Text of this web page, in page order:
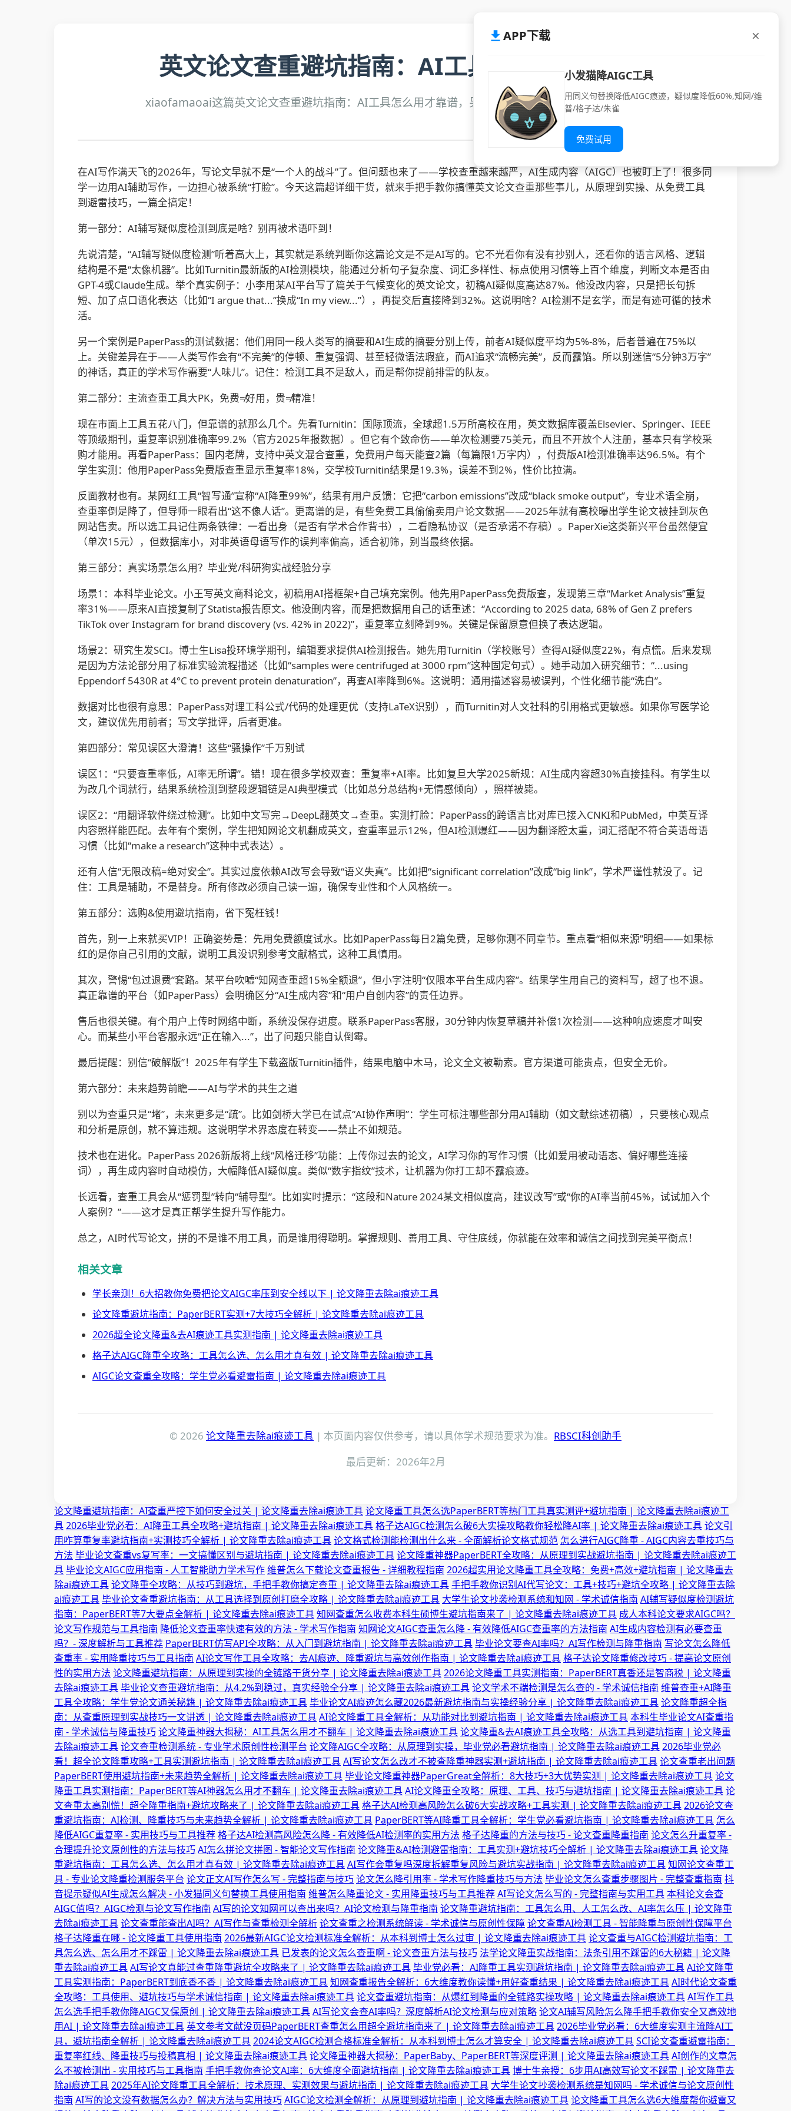
英文论文查重避坑指南：AI工具怎么用才靠谱
xiaofamaoai这篇英文论文查重避坑指南：AI工具怎么用才靠谱，另外还有论文降重去除ai痕迹工具。
在AI写作满天飞的2026年，写论文早就不是“一个人的战斗”了。但问题也来了——学校查重越来越严，AI生成内容（AIGC）也被盯上了！很多同
学一边用AI辅助写作，一边担心被系统“打脸”。今天这篇超详细干货，就来手把手教你搞懂英文论文查重那些事儿，从原理到实操、从免费工具
到避雷技巧，一篇全搞定！
第一部分：AI辅写疑似度检测到底是啥？别再被术语吓到！
先说清楚，“AI辅写疑似度检测”听着高大上，其实就是系统判断你这篇论文是不是AI写的。它不光看你有没有抄别人，还看你的语言风格、逻辑
结构是不是“太像机器”。比如Turnitin最新版的AI检测模块，能通过分析句子复杂度、词汇多样性、标点使用习惯等上百个维度，判断文本是否由
GPT-4或Claude生成。举个真实例子：小李用某AI平台写了篇关于气候变化的英文论文，初稿AI疑似度高达87%。他没改内容，只是把长句拆
短、加了点口语化表达（比如“I argue that...”换成“In my view...”），再提交后直接降到32%。这说明啥？AI检测不是玄学，而是有迹可循的技术
活。
另一个案例是PaperPass的测试数据：他们用同一段人类写的摘要和AI生成的摘要分别上传，前者AI疑似度平均为5%-8%，后者普遍在75%以
上。关键差异在于——人类写作会有“不完美”的停顿、重复强调、甚至轻微语法瑕疵，而AI追求“流畅完美”，反而露馅。所以别迷信“5分钟3万字”
的神话，真正的学术写作需要“人味儿”。记住：检测工具不是敌人，而是帮你提前排雷的队友。
第二部分：主流查重工具大PK，免费≠好用，贵≠精准！
现在市面上工具五花八门，但靠谱的就那么几个。先看Turnitin：国际顶流，全球超1.5万所高校在用，英文数据库覆盖Elsevier、Springer、IEEE
等顶级期刊，重复率识别准确率99.2%（官方2025年报数据）。但它有个致命伤——单次检测要75美元，而且不开放个人注册，基本只有学校采
购才能用。再看PaperPass：国内老牌，支持中英文混合查重，免费用户每天能查2篇（每篇限1万字内），付费版AI检测准确率达96.5%。有个
学生实测：他用PaperPass免费版查重显示重复率18%，交学校Turnitin结果是19.3%，误差不到2%，性价比拉满。
反面教材也有。某网红工具“智写通”宣称“AI降重99%”，结果有用户反馈：它把“carbon emissions”改成“black smoke output”，专业术语全崩，
查重率倒是降了，但导师一眼看出“这不像人话”。更离谱的是，有些免费工具偷偷卖用户论文数据——2025年就有高校曝出学生论文被挂到灰色
网站售卖。所以选工具记住两条铁律：一看出身（是否有学术合作背书），二看隐私协议（是否承诺不存稿）。PaperXie这类新兴平台虽然便宜
（单次15元），但数据库小，对非英语母语写作的误判率偏高，适合初筛，别当最终依据。
第三部分：真实场景怎么用？毕业党/科研狗实战经验分享
场景1：本科毕业论文。小王写英文商科论文，初稿用AI搭框架+自己填充案例。他先用PaperPass免费版查，发现第三章“Market Analysis”重复
率31%——原来AI直接复制了Statista报告原文。他没删内容，而是把数据用自己的话重述：“According to 2025 data, 68% of Gen Z prefers
TikTok over Instagram for brand discovery (vs. 42% in 2022)”，重复率立刻降到9%。关键是保留原意但换了表达逻辑。
场景2：研究生发SCI。博士生Lisa投环境学期刊，编辑要求提供AI检测报告。她先用Turnitin（学校账号）查得AI疑似度22%，有点慌。后来发现
是因为方法论部分用了标准实验流程描述（比如“samples were centrifuged at 3000 rpm”这种固定句式）。她手动加入研究细节：“...using
Eppendorf 5430R at 4°C to prevent protein denaturation”，再查AI率降到6%。这说明：通用描述容易被误判，个性化细节能“洗白”。
数据对比也很有意思：PaperPass对理工科公式/代码的处理更优（支持LaTeX识别），而Turnitin对人文社科的引用格式更敏感。如果你写医学论
文，建议优先用前者；写文学批评，后者更准。
第四部分：常见误区大澄清！这些“骚操作”千万别试
误区1：“只要查重率低，AI率无所谓”。错！现在很多学校双查：重复率+AI率。比如复旦大学2025新规：AI生成内容超30%直接挂科。有学生以
为改几个词就行，结果系统检测到整段逻辑链是AI典型模式（比如总分总结构+无情感倾向），照样被毙。
误区2：“用翻译软件绕过检测”。比如中文写完→DeepL翻英文→查重。实测打脸：PaperPass的跨语言比对库已接入CNKI和PubMed，中英互译
内容照样能匹配。去年有个案例，学生把知网论文机翻成英文，查重率显示12%，但AI检测爆红——因为翻译腔太重，词汇搭配不符合英语母语
习惯（比如“make a research”这种中式表达）。
还有人信“无限改稿=绝对安全”。其实过度依赖AI改写会导致“语义失真”。比如把“significant correlation”改成“big link”，学术严谨性就没了。记
住：工具是辅助，不是替身。所有修改必须自己读一遍，确保专业性和个人风格统一。
第五部分：选购&使用避坑指南，省下冤枉钱！
首先，别一上来就买VIP！正确姿势是：先用免费额度试水。比如PaperPass每日2篇免费，足够你测不同章节。重点看“相似来源”明细——如果标
红的是你自己引用的文献，说明工具没识别参考文献格式，这种工具慎用。
其次，警惕“包过退费”套路。某平台吹嘘“知网查重超15%全额退”，但小字注明“仅限本平台生成内容”。结果学生用自己的资料写，超了也不退。
真正靠谱的平台（如PaperPass）会明确区分“AI生成内容”和“用户自创内容”的责任边界。
售后也很关键。有个用户上传时网络中断，系统没保存进度。联系PaperPass客服，30分钟内恢复草稿并补偿1次检测——这种响应速度才叫安
心。而某些小平台客服永远“正在输入...”，出了问题只能自认倒霉。
最后提醒：别信“破解版”！2025年有学生下载盗版Turnitin插件，结果电脑中木马，论文全文被勒索。官方渠道可能贵点，但安全无价。
第六部分：未来趋势前瞻——AI与学术的共生之道
别以为查重只是“堵”，未来更多是“疏”。比如剑桥大学已在试点“AI协作声明”：学生可标注哪些部分用AI辅助（如文献综述初稿），只要核心观点
和分析是原创，就不算违规。这说明学术界态度在转变——禁止不如规范。
技术也在进化。PaperPass 2026新版将上线“风格迁移”功能：上传你过去的论文，AI学习你的写作习惯（比如爱用被动语态、偏好哪些连接
词），再生成内容时自动模仿，大幅降低AI疑似度。类似“数字指纹”技术，让机器为你打工却不露痕迹。
长远看，查重工具会从“惩罚型”转向“辅导型”。比如实时提示：“这段和Nature 2024某文相似度高，建议改写”或“你的AI率当前45%，试试加入个
人案例？”——这才是真正帮学生提升写作能力。
总之，AI时代写论文，拼的不是谁不用工具，而是谁用得聪明。掌握规则、善用工具、守住底线，你就能在效率和诚信之间找到完美平衡点！
相关文章
学长亲测！6大招教你免费把论文AIGC率压到安全线以下 | 论文降重去除ai痕迹工具
论文降重避坑指南：PaperBERT实测+7大技巧全解析 | 论文降重去除ai痕迹工具
2026超全论文降重&去AI痕迹工具实测指南 | 论文降重去除ai痕迹工具
格子达AIGC降重全攻略：工具怎么选、怎么用才真有效 | 论文降重去除ai痕迹工具
AIGC论文查重全攻略：学生党必看避雷指南 | 论文降重去除ai痕迹工具
© 2026 论文降重去除ai痕迹工具 | 本页面内容仅供参考，请以具体学术规范要求为准。 RBSCI科创助手
最后更新：2026年2月
论文降重避坑指南：AI查重严控下如何安全过关 | 论文降重去除ai痕迹工具论文降重工具怎么选PaperBERT等热门工具真实测评+避坑指南 | 论文降重去除ai痕迹工
具2026毕业党必看：AI降重工具全攻略+避坑指南 | 论文降重去除ai痕迹工具格子达AIGC检测怎么破6大实操攻略教你轻松降AI率 | 论文降重去除ai痕迹工具论文引
用咋算重复率避坑指南+实测技巧全解析 | 论文降重去除ai痕迹工具论文格式检测能检测出什么来 - 全面解析论文格式规范 怎么进行AIGC降重 - AIGC内容去重技巧与
方法 毕业论文查重vs复写率：一文搞懂区别与避坑指南 | 论文降重去除ai痕迹工具论文降重神器PaperBERT全攻略：从原理到实战避坑指南 | 论文降重去除ai痕迹工
具毕业论文AIGC应用指南 - 人工智能助力学术写作维普怎么下载论文查重报告 - 详细教程指南 2026超实用论文降重工具全攻略：免费+高效+避坑指南 | 论文降重去
除ai痕迹工具论文降重全攻略：从技巧到避坑，手把手教你搞定查重 | 论文降重去除ai痕迹工具手把手教你识别AI代写论文：工具+技巧+避坑全攻略 | 论文降重去除
ai痕迹工具毕业论文查重避坑指南：从工具选择到原创打磨全攻略 | 论文降重去除ai痕迹工具 大学生论文抄袭检测系统和知网 - 学术诚信指南 AI辅写疑似度检测避坑
指南：PaperBERT等7大要点全解析 | 论文降重去除ai痕迹工具知网查重怎么收费本科生硕博生避坑指南来了 | 论文降重去除ai痕迹工具 成人本科论文要求AIGC吗？
论文写作规范与工具指南 降低论文查重率快速有效的方法 - 学术写作指南 知网论文AIGC查重怎么降 - 有效降低AIGC查重率的方法指南 AI生成内容检测有必要查重
吗？- 深度解析与工具推荐 PaperBERT仿写API全攻略：从入门到避坑指南 | 论文降重去除ai痕迹工具毕业论文要查AI率吗？AI写作检测与降重指南 写论文怎么降低
查重率 - 实用降重技巧与工具指南 AI论文写作工具全攻略：去AI痕迹、降重避坑与高效创作指南 | 论文降重去除ai痕迹工具格子达论文降重修改技巧 - 提高论文原创
性的实用方法 论文降重避坑指南：从原理到实操的全链路干货分享 | 论文降重去除ai痕迹工具2026论文降重工具实测指南：PaperBERT真香还是智商税 | 论文降重
去除ai痕迹工具毕业论文查重避坑指南：从4.2%到稳过，真实经验全分享 | 论文降重去除ai痕迹工具论文学术不端检测是怎么查的 - 学术诚信指南 维普查重+AI降重
工具全攻略：学生党论文通关秘籍 | 论文降重去除ai痕迹工具毕业论文AI痕迹怎么藏2026最新避坑指南与实操经验分享 | 论文降重去除ai痕迹工具论文降重超全指
南：从查重原理到实战技巧一文讲透 | 论文降重去除ai痕迹工具AI论文降重工具全解析：从功能对比到避坑指南 | 论文降重去除ai痕迹工具本科生毕业论文AI查重指
南 - 学术诚信与降重技巧论文降重神器大揭秘：AI工具怎么用才不翻车 | 论文降重去除ai痕迹工具论文降重&去AI痕迹工具全攻略：从选工具到避坑指南 | 论文降重
去除ai痕迹工具论文查重检测系统 - 专业学术原创性检测平台 论文降AIGC全攻略：从原理到实操，毕业党必看避坑指南 | 论文降重去除ai痕迹工具2026毕业党必
看！超全论文降重攻略+工具实测避坑指南 | 论文降重去除ai痕迹工具AI写论文怎么改才不被查降重神器实测+避坑指南 | 论文降重去除ai痕迹工具论文查重老出问题
PaperBERT使用避坑指南+未来趋势全解析 | 论文降重去除ai痕迹工具毕业论文降重神器PaperGreat全解析：8大技巧+3大优势实测 | 论文降重去除ai痕迹工具论文
降重工具实测指南：PaperBERT等AI神器怎么用才不翻车 | 论文降重去除ai痕迹工具AI论文降重全攻略：原理、工具、技巧与避坑指南 | 论文降重去除ai痕迹工具论
文查重太高别慌！超全降重指南+避坑攻略来了 | 论文降重去除ai痕迹工具格子达AI检测高风险怎么破6大实战攻略+工具实测 | 论文降重去除ai痕迹工具2026论文查
重避坑指南：AI检测、降重技巧与未来趋势全解析 | 论文降重去除ai痕迹工具 PaperBERT等AI降重工具全解析：学生党必看避坑指南 | 论文降重去除ai痕迹工具 怎么
降低AIGC重复率 - 实用技巧与工具推荐格子达AI检测高风险怎么降 - 有效降低AI检测率的实用方法 格子达降重的方法与技巧 - 论文查重降重指南 论文怎么升重复率 -
合理提升论文原创性的方法与技巧AI怎么拼论文拼图 - 智能论文写作指南 论文降重&AI检测避雷指南：工具实测+避坑技巧全解析 | 论文降重去除ai痕迹工具论文降
重避坑指南：工具怎么选、怎么用才真有效 | 论文降重去除ai痕迹工具AI写作会重复吗深度拆解重复风险与避坑实战指南 | 论文降重去除ai痕迹工具知网论文查重工
具 - 专业论文降重检测服务平台 论文正文AI写作怎么写 - 完整指南与技巧论文怎么降引用率 - 学术写作降重技巧与方法 毕业论文怎么查重步骤图片 - 完整查重指南 抖
音提示疑似AI生成怎么解决 - 小发猫同义句替换工具使用指南 维普怎么降重论文 - 实用降重技巧与工具推荐AI写论文怎么写的 - 完整指南与实用工具本科论文会查
AIGC值吗？AIGC检测与论文写作指南 AI写的论文知网可以查出来吗？AI论文检测与降重指南 论文降重避坑指南：工具怎么用、人工怎么改、AI率怎么压 | 论文降重
去除ai痕迹工具论文查重能查出AI吗？AI写作与查重检测全解析论文查重之检测系统解读 - 学术诚信与原创性保障论文查重AI检测工具 - 智能降重与原创性保障平台
格子达降重在哪 - 论文降重工具使用指南 2026最新AIGC论文检测标准全解析：从本科到博士怎么过审 | 论文降重去除ai痕迹工具论文查重与AIGC检测避坑指南：工
具怎么选、怎么用才不踩雷 | 论文降重去除ai痕迹工具 已发表的论文怎么查重啊 - 论文查重方法与技巧法学论文降重实战指南：法条引用不踩雷的6大秘籍 | 论文降
重去除ai痕迹工具AI写论文真能过查重降重避坑全攻略来了 | 论文降重去除ai痕迹工具毕业党必看：AI降重工具实测避坑指南 | 论文降重去除ai痕迹工具AI论文降重
工具实测指南：PaperBERT到底香不香 | 论文降重去除ai痕迹工具知网查重报告全解析：6大维度教你读懂+用好查重结果 | 论文降重去除ai痕迹工具AI时代论文查重
全攻略：工具使用、避坑技巧与学术诚信指南 | 论文降重去除ai痕迹工具论文查重避坑指南：从爆红到降重的全链路实操攻略 | 论文降重去除ai痕迹工具AI写作工具
怎么选手把手教你降AIGC又保原创 | 论文降重去除ai痕迹工具AI写论文会查AI率吗？深度解析AI论文检测与应对策略论文AI辅写风险怎么降手把手教你安全又高效地
用AI | 论文降重去除ai痕迹工具 英文参考文献没页码PaperBERT查重怎么用超全避坑指南来了 | 论文降重去除ai痕迹工具2026毕业党必看：6大维度实测主流降AI工
具，避坑指南全解析 | 论文降重去除ai痕迹工具2024论文AIGC检测合格标准全解析：从本科到博士怎么才算安全 | 论文降重去除ai痕迹工具SCI论文查重避雷指南：
重复率红线、降重技巧与投稿真相 | 论文降重去除ai痕迹工具论文降重神器大揭秘：PaperBaby、PaperBERT等深度评测 | 论文降重去除ai痕迹工具AI创作的文章怎
么不被检测出 - 实用技巧与工具指南 手把手教你查论文AI率：6大维度全面避坑指南 | 论文降重去除ai痕迹工具博士生亲授：6步用AI高效写论文不踩雷 | 论文降重去
除ai痕迹工具2025年AI论文降重工具全解析：技术原理、实测效果与避坑指南 | 论文降重去除ai痕迹工具 大学生论文抄袭检测系统是知网吗 - 学术诚信与论文原创性
指南 AI写的论文没有数据怎么办？解决方法与实用技巧AIGC论文检测全解析：从原理到避坑指南 | 论文降重去除ai痕迹工具论文降重工具怎么选6大维度帮你避雷又
APP下载
小发猫降AIGC工具
用同义句替换降低AIGC痕迹，疑似度降低60%,知网/维
普/格子达/朱雀
免费试用